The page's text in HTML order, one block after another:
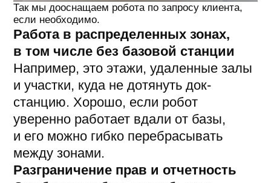
большие проходные зоны со
скоростью около 700 м²/час, а с
алгоритмом ускорения до ~900 м²/час и
выше. Рутина перестает зависеть от
того, вышел ли сегодня сотрудник и не
устал ли он к вечеру. Высвобожденные
люди и поломоечные машины
переключаются на другие участки.
Сколько робот экономит в деньгах и
как посчитать срок окупаемости под
свой объем уборки с формулой и
примером на Mark 2 SE, мы разобрали
отдельно в статье«Промышленный
робот-уборщик: зачем он нужен и как
рассчитать окупаемость».